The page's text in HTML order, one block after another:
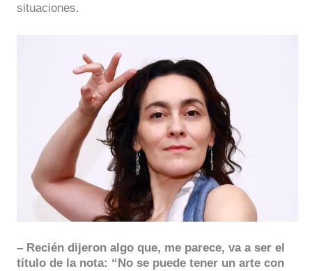
situaciones.
– Recién dijeron algo que, me parece, va a ser el
título de la nota: “No se puede tener un arte con